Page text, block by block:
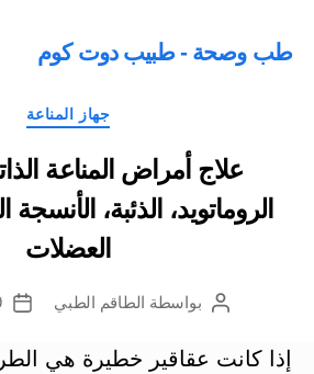
طب وصحة - طبيب دوت كوم
جهاز المناعة
علاج أمراض المناعة
الروماتويد، الذئبة،
العضلات
كاتببواسطة الطاقم الطبي
إذا كانت عقاقير خطيرة هي